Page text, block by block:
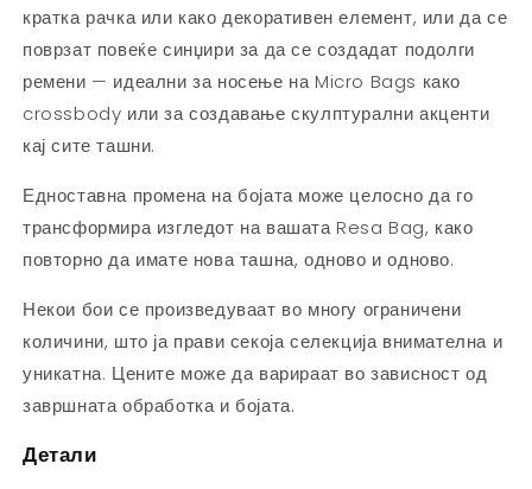
кратка рачка или како декоративен елемент, или да се
поврзат повеќе синџири за да се создадат подолги
ремени — идеални за носење на Micro Bags како
crossbody или за создавање скулптурални акценти
кај сите ташни.
Едноставна промена на бојата може целосно да го
трансформира изгледот на вашата Resa Bag, како
повторно да имате нова ташна, одново и одново.
Некои бои се произведуваат во многу ограничени
количини, што ја прави секоја селекција внимателна и
уникатна. Цените може да варираат во зависност од
завршната обработка и бојата.
Детали